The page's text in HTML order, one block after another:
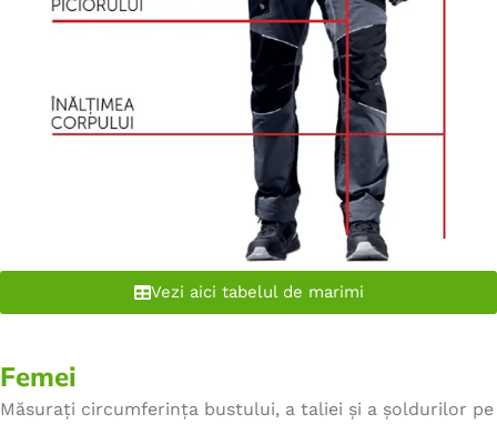
Vezi aici tabelul de marimi
Femei
Măsurați circumferința bustului, a taliei și a șoldurilor pe